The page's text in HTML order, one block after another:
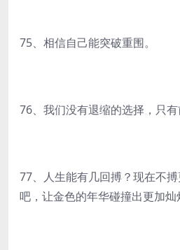
75、相信自己能突破重围。
76、我们没有退缩的选择，只有
77、人生能有几回搏？现在不
吧，让金色的年华碰撞出更加灿